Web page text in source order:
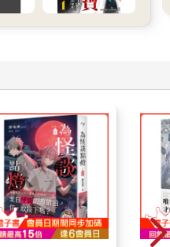
上前，觀察著自己的遺體。
為我的遺體似乎變得相當細
了一下，卻又覺得也許只是
到畏懼，深怕那眼睛會張
可如今看來卻極為詭
長……。我越來越靠近遺體
，這肯定也不是其他人
簡直並非言語所能描述。我